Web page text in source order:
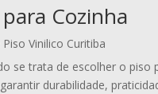
Cozinha
Vinilico Curitiba
se trata de escolher o piso
durabilidade,